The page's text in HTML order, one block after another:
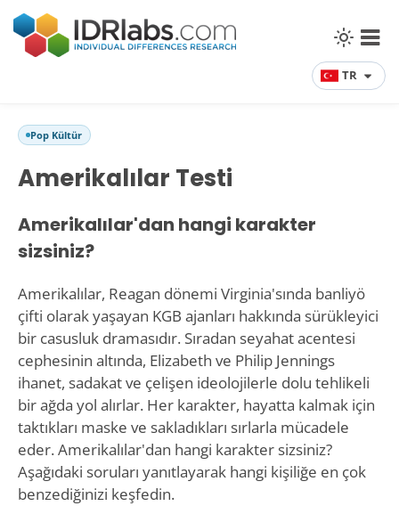
TR
Pop Kültür
Amerikalılar Testi
Amerikalılar'dan hangi karakter
sizsiniz?
Amerikalılar, Reagan dönemi Virginia'sında banliyö
çifti olarak yaşayan KGB ajanları hakkında sürükleyici
bir casusluk dramasıdır. Sıradan seyahat acentesi
cephesinin altında, Elizabeth ve Philip Jennings
ihanet, sadakat ve çelişen ideolojilerle dolu tehlikeli
bir ağda yol alırlar. Her karakter, hayatta kalmak için
taktıkları maske ve sakladıkları sırlarla mücadele
eder. Amerikalılar'dan hangi karakter sizsiniz?
Aşağıdaki soruları yanıtlayarak hangi kişiliğe en çok
benzediğinizi keşfedin.